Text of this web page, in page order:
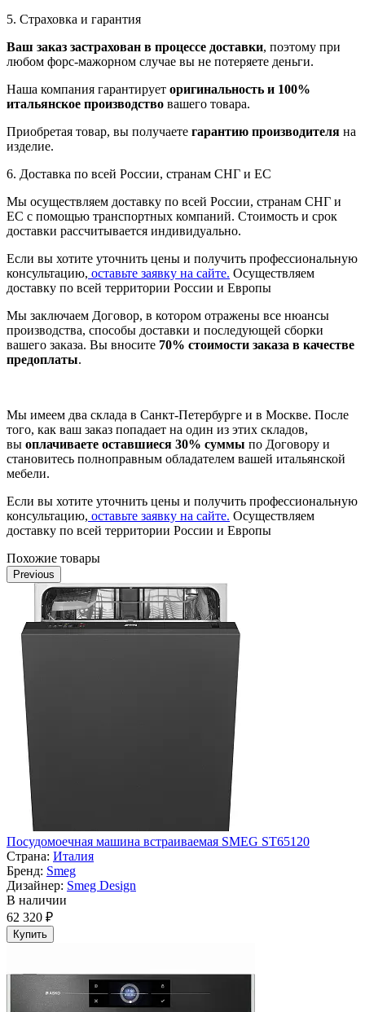
5. Страховка и гарантия
Ваш заказ застрахован в процессе доставки, поэтому при
любом форс-мажорном случае вы не потеряете деньги.
Наша компания гарантирует оригинальность и 100%
итальянское производство вашего товара.
Приобретая товар, вы получаете гарантию производителя на
изделие.
6. Доставка по всей России, странам СНГ и ЕС
Мы осуществляем доставку по всей России, странам СНГ и
ЕС с помощью транспортных компаний. Стоимость и срок
доставки рассчитывается индивидуально.
Если вы хотите уточнить цены и получить профессиональную
консультацию, оставьте заявку на сайте. Осуществляем
доставку по всей территории России и Европы
Мы заключаем Договор, в котором отражены все нюансы
производства, способы доставки и последующей сборки
вашего заказа. Вы вносите 70% стоимости заказа в качестве
предоплаты.
Мы имеем два склада в Санкт-Петербурге и в Москве. После
того, как ваш заказ попадает на один из этих складов,
вы оплачиваете оставшиеся 30% суммы по Договору и
становитесь полноправным обладателем вашей итальянской
мебели.
Если вы хотите уточнить цены и получить профессиональную
консультацию, оставьте заявку на сайте. Осуществляем
доставку по всей территории России и Европы
Похожие товары
Previous
Посудомоечная машина встраиваемая SMEG ST65120
Страна: Италия
Бренд: Smeg
Дизайнер: Smeg Design
В наличии
62 320 ₽
Купить